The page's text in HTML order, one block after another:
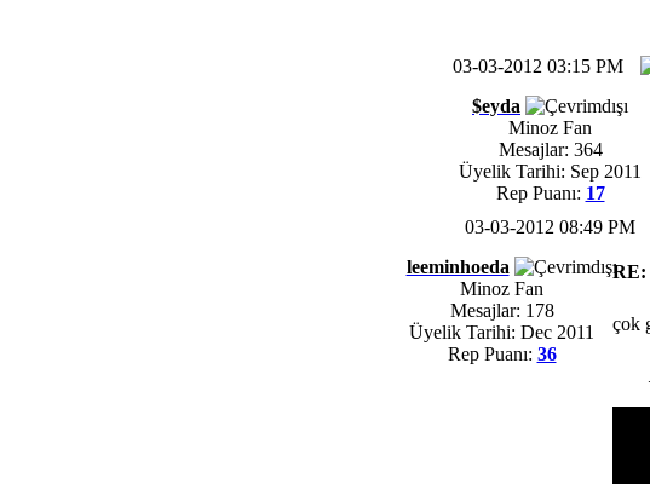
03-03-2012 03:15 PM
$eyda
Minoz Fan
Mesajlar: 364
Üyelik Tarihi: Sep 2011
Rep Puanı: 17
03-03-2012 08:49 PM
leeminhoeda
Minoz Fan
Mesajlar: 178
Üyelik Tarihi: Dec 2011
Rep Puanı: 36
RE:
çok